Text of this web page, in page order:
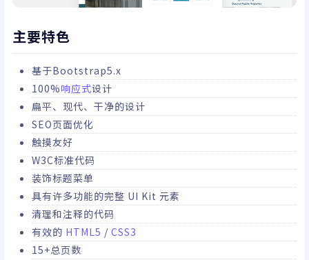
主要特色
基于Bootstrap5.x
100%响应式设计
扁平、现代、干净的设计
SEO页面优化
触摸友好
W3C标准代码
装饰标题菜单
具有许多功能的完整 UI Kit 元素
清理和注释的代码
有效的 HTML5 / CSS3
15+总页数